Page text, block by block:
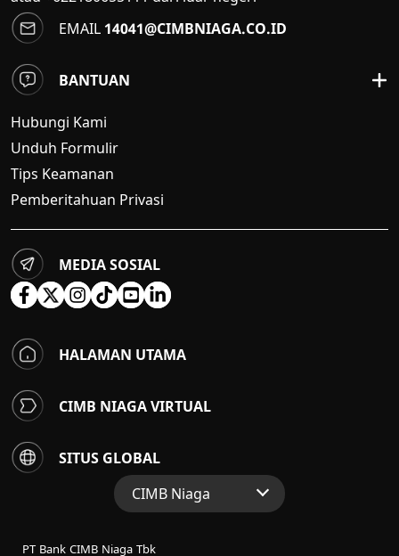
EMAIL 14041@CIMBNIAGA.CO.ID
BANTUAN
Hubungi Kami
Unduh Formulir
Tips Keamanan
Pemberitahuan Privasi
MEDIA SOSIAL
HALAMAN UTAMA
CIMB NIAGA VIRTUAL
SITUS GLOBAL
CIMB Niaga
Perbankan Konsumen
PT Bank CIMB Niaga Tbk